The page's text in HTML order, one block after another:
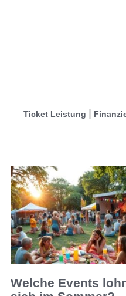
Ticket Leistung
Welche Events